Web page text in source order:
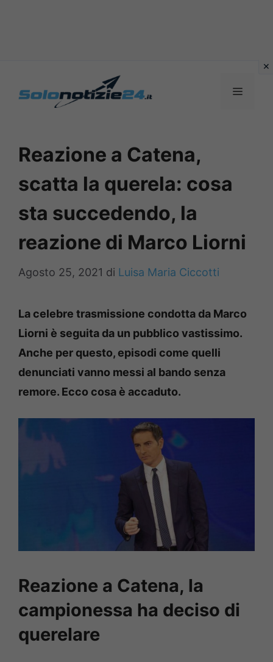
MENU
Reazione a Catena,
scatta la querela: cosa
sta succedendo, la
reazione di Marco Liorni
Agosto 25, 2021 di Luisa Maria Ciccotti
La celebre trasmissione condotta da Marco
Liorni è seguita da un pubblico vastissimo.
Anche per questo, episodi come quelli
denunciati vanno messi al bando senza
remore. Ecco cosa è accaduto.
Reazione a Catena, la
campionessa ha deciso di
querelare